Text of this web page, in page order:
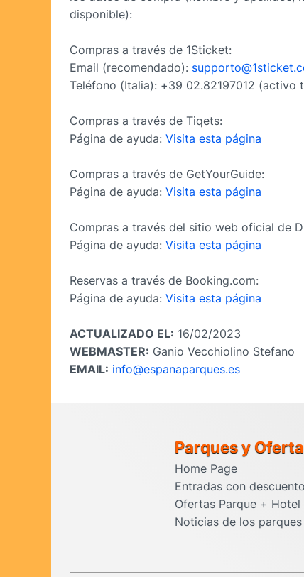
disponible):
Compras a través de 1Sticket:
Email (recomendado):
Teléfono (Italia): +39 02.82197012 (activo
Compras a través de Tiqets:
Página de ayuda: Visita esta página
Compras a través de GetYourGuide:
Página de ayuda: Visita esta página
Compras a través del sitio web oficial de
Página de ayuda: Visita esta página
Reservas a través de Booking.com:
Página de ayuda: Visita esta página
ACTUALIZADO EL: 16/02/2023
WEBMASTER: Ganio Vecchiolino Stefano
EMAIL: info@espanaparques.es
Parques y
Home Page
Entradas con descuento
Ofertas Parque + Hotel
Noticias de los parques